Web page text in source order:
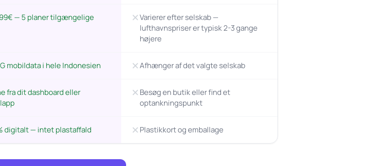
— 5 planer tilgængelige
Varierer efter selskab —
lufthavnspriser er typisk 2-3 gange
højere
mobildata i hele Indonesien Afhænger af det valgte selskab
fra dit dashboard eller
Besøg en butik eller find et
optankningspunkt
digitalt — intet plastaffald Plastikkort og emballage